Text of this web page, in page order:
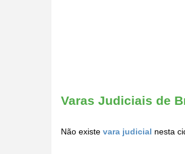
Varas Judiciais de
Não existe vara judicial nesta